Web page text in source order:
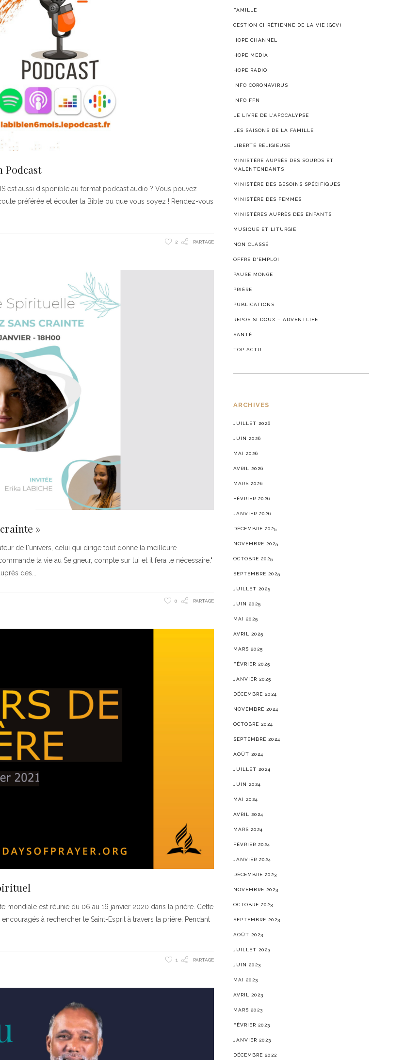
Podcast
est aussi disponible au format podcast audio ? Vous pouvez
préférée et écouter la Bible ou que vous soyez ! Rendez-vous
2 PARTAGE
»
de l'univers, celui qui dirige tout donne la meilleure
ta vie au Seigneur, compte sur lui et il fera le nécessaire."
des
0 PARTAGE
mondiale est réunie du 06 au 16 janvier 2020 dans la prière. Cette
à rechercher le Saint-Esprit à travers la prière. Pendant
1 PARTAGE
FAMILLE
GESTION CHRÉTIENNE DE LA VIE (GCV)
HOPE CHANNEL
HOPE MEDIA
HOPE RADIO
INFO CORONAVIRUS
INFO FFN
LE LIVRE DE L'APOCALYPSE
LES SAISONS DE LA FAMILLE
LIBERTÉ RELIGIEUSE
MINISTÈRE AUPRÈS DES SOURDS ET
MALENTENDANTS
MINISTÈRE DES BESOINS SPÉCIFIQUES
MINISTÈRE DES FEMMES
MINISTÈRES AUPRÈS DES ENFANTS
MUSIQUE ET LITURGIE
NON CLASSÉ
OFFRE D'EMPLOI
PAUSE MONGE
PRIÈRE
PUBLICATIONS
REPOS SI DOUX – ADVENTLIFE
SANTÉ
TOP ACTU
ARCHIVES
JUILLET 2026
JUIN 2026
MAI 2026
AVRIL 2026
MARS 2026
FÉVRIER 2026
JANVIER 2026
DÉCEMBRE 2025
NOVEMBRE 2025
OCTOBRE 2025
SEPTEMBRE 2025
JUILLET 2025
JUIN 2025
MAI 2025
AVRIL 2025
MARS 2025
FÉVRIER 2025
JANVIER 2025
DÉCEMBRE 2024
NOVEMBRE 2024
OCTOBRE 2024
SEPTEMBRE 2024
AOÛT 2024
JUILLET 2024
JUIN 2024
MAI 2024
AVRIL 2024
MARS 2024
FÉVRIER 2024
JANVIER 2024
DÉCEMBRE 2023
NOVEMBRE 2023
OCTOBRE 2023
SEPTEMBRE 2023
AOÛT 2023
JUILLET 2023
JUIN 2023
MAI 2023
AVRIL 2023
MARS 2023
FÉVRIER 2023
JANVIER 2023
DÉCEMBRE 2022